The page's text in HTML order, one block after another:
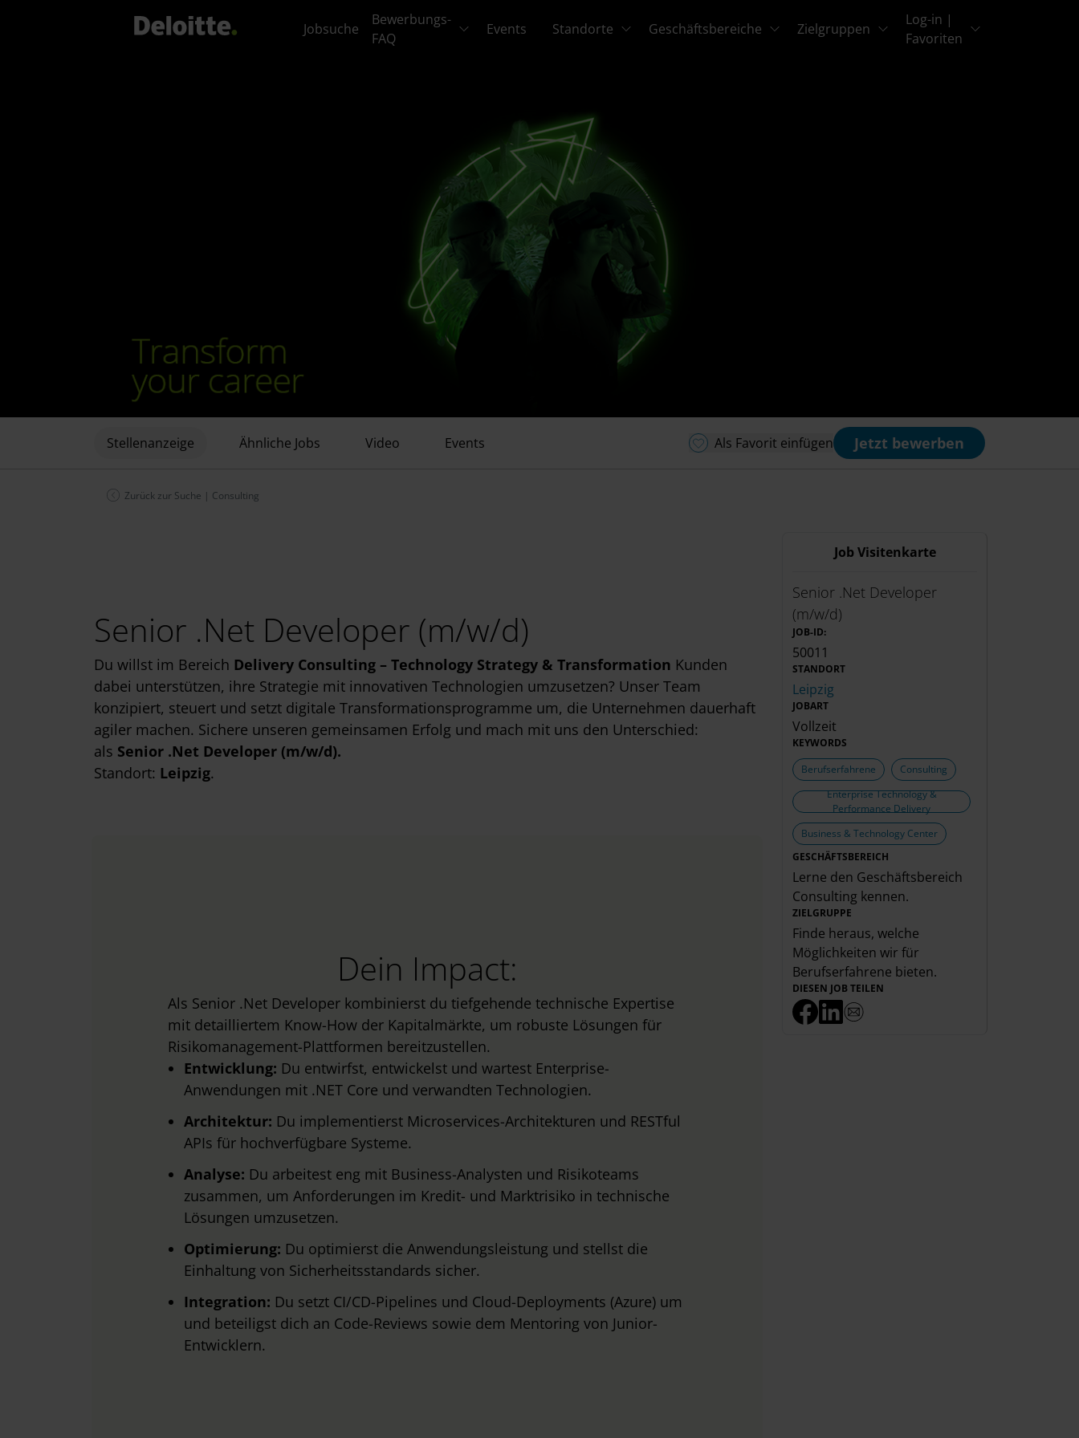
Jobsuche
Bewerbungs-
FAQ
Events Standorte Geschäftsbereiche Zielgruppen
Log-in |
Favoriten
Stellenanzeige Ähnliche Jobs Video Events Als Favorit einfügen Jetzt bewerben
Zurück zur Suche | Consulting
Senior .Net Developer (m/w/d)
Du willst im Bereich Delivery Consulting – Technology Strategy & Transformation Kunden
dabei unterstützen, ihre Strategie mit innovativen Technologien umzusetzen? Unser Team
konzipiert, steuert und setzt digitale Transformationsprogramme um, die Unternehmen dauerhaft
agiler machen. Sichere unseren gemeinsamen Erfolg und mach mit uns den Unterschied:
als Senior .Net Developer (m/w/d).
Standort: Leipzig.
Dein Impact:
Als Senior .Net Developer kombinierst du tiefgehende technische Expertise
mit detailliertem Know-How der Kapitalmärkte, um robuste Lösungen für
Risikomanagement-Plattformen bereitzustellen.
Entwicklung: Du entwirfst, entwickelst und wartest Enterprise-
Anwendungen mit .NET Core und verwandten Technologien.
Architektur: Du implementierst Microservices-Architekturen und RESTful
APIs für hochverfügbare Systeme.
Analyse: Du arbeitest eng mit Business-Analysten und Risikoteams
zusammen, um Anforderungen im Kredit- und Marktrisiko in technische
Lösungen umzusetzen.
Optimierung: Du optimierst die Anwendungsleistung und stellst die
Einhaltung von Sicherheitsstandards sicher.
Integration: Du setzt CI/CD-Pipelines und Cloud-Deployments (Azure) um
und beteiligst dich an Code-Reviews sowie dem Mentoring von Junior-
Entwicklern.
Job Visitenkarte
Senior .Net Developer
(m/w/d)
JOB-ID:
50011
STANDORT
Leipzig
JOBART
Vollzeit
KEYWORDS
Berufserfahrene
Consulting
Enterprise Technology &
Performance Delivery
Business & Technology Center
GESCHÄFTSBEREICH
Lerne den Geschäftsbereich
Consulting kennen.
ZIELGRUPPE
Finde heraus, welche
Möglichkeiten wir für
Berufserfahrene bieten.
DIESEN JOB TEILEN